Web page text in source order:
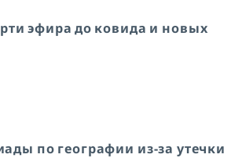
эфира до ковида и новых
по географии из-за утечки